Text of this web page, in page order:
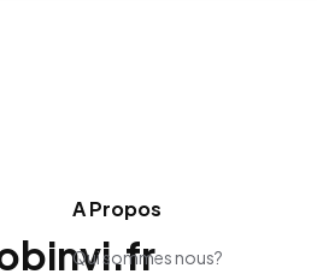
A Propos
Qui sommes nous?